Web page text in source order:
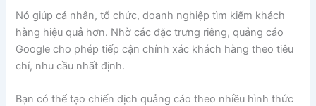
Nó giúp cá nhân, tổ chức, doanh nghiệp tìm kiếm khách
hàng hiệu quả hơn. Nhờ các đặc trưng riêng, quảng cáo
Google cho phép tiếp cận chính xác khách hàng theo tiêu
chí, nhu cầu nhất định.
Bạn có thể tạo chiến dịch quảng cáo theo nhiều hình thức